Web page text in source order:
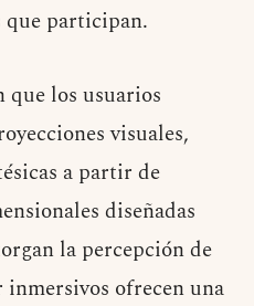
que participan.
que los usuarios
visuales,
a partir de
diseñadas
la percepción de
inmersivos ofrecen una